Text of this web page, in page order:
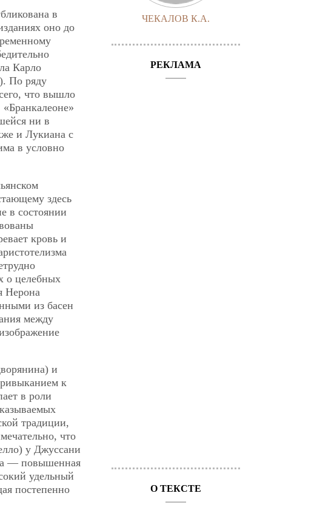
в
оно до
Карло
По ряду
что вышло
ни в
и Лукиана с
в условно
здесь
в состоянии
кровь и
о целебных
Нерона
из басен
между
и
к
в роли
традиции,
что
у Джуссани
— повышенная
удельный
постепенно
ЧЕКАЛОВ К.А.
РЕКЛАМА
О ТЕКСТЕ